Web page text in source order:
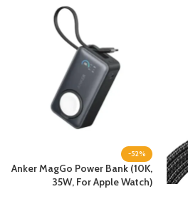
-52%
Anker MagGo Power Bank (10K,
35W, For Apple Watch)